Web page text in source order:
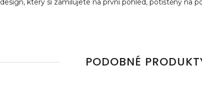
design, který si zamilujete na první pohled, potištěný na
PODOBNÉ